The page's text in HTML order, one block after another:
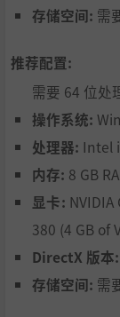
存储空间: 需
推荐配置:
需要 64 位处
操作系统:
处理器: Intel
内存: 8 GB
显卡:
380 (4 GB of
DirectX 版本:
存储空间: 需